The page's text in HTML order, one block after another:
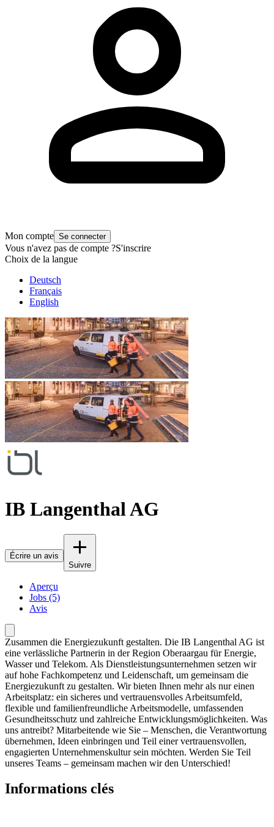
Mon compte Se connecter
Vous n'avez pas de compte ?S'inscrire
Choix de la langue
Deutsch
Français
English
IB Langenthal AG
Écrire un avis
Suivre
Aperçu
Jobs (5)
Avis
Zusammen die Energiezukunft gestalten. Die IB Langenthal AG ist
eine verlässliche Partnerin in der Region Oberaargau für Energie,
Wasser und Telekom. Als Dienstleistungsunternehmen setzen wir
auf hohe Fachkompetenz und Leidenschaft, um gemeinsam die
Energiezukunft zu gestalten. Wir bieten Ihnen mehr als nur einen
Arbeitsplatz: ein sicheres und vertrauensvolles Arbeitsumfeld,
flexible und familienfreundliche Arbeitsmodelle, umfassenden
Gesundheitsschutz und zahlreiche Entwicklungsmöglichkeiten. Was
uns antreibt? Mitarbeitende wie Sie – Menschen, die Verantwortung
übernehmen, Ideen einbringen und Teil einer vertrauensvollen,
engagierten Unternehmenskultur sein möchten. Werden Sie Teil
unseres Teams – gemeinsam machen wir den Unterschied!
Informations clés